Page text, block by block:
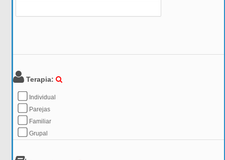
Terapia:
Individual
Parejas
Familiar
Grupal